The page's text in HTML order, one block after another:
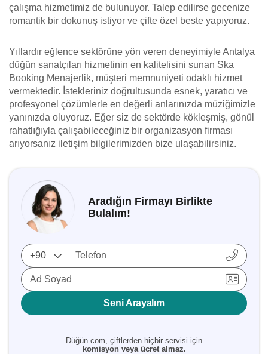
çalışma hizmetimiz de bulunuyor. Talep edilirse gecenize
romantik bir dokunuş istiyor ve çifte özel beste yapıyoruz.
Yıllardır eğlence sektörüne yön veren deneyimiyle Antalya
düğün sanatçıları hizmetinin en kalitelisini sunan Ska
Booking Menajerlik, müşteri memnuniyeti odaklı hizmet
vermektedir. İstekleriniz doğrultusunda esnek, yaratıcı ve
profesyonel çözümlerle en değerli anlarınızda müziğimizle
yanınızda oluyoruz. Eğer siz de sektörde kökleşmiş, gönül
rahatlığıyla çalışabileceğiniz bir organizasyon firması
arıyorsanız iletişim bilgilerimizden bize ulaşabilirsiniz.
Aradığın Firmayı Birlikte
Bulalım!
Ad Soyad
Seni Arayalım
Düğün.com, çiftlerden hiçbir servisi için
komisyon veya ücret almaz.